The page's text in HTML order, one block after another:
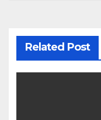
Related Post